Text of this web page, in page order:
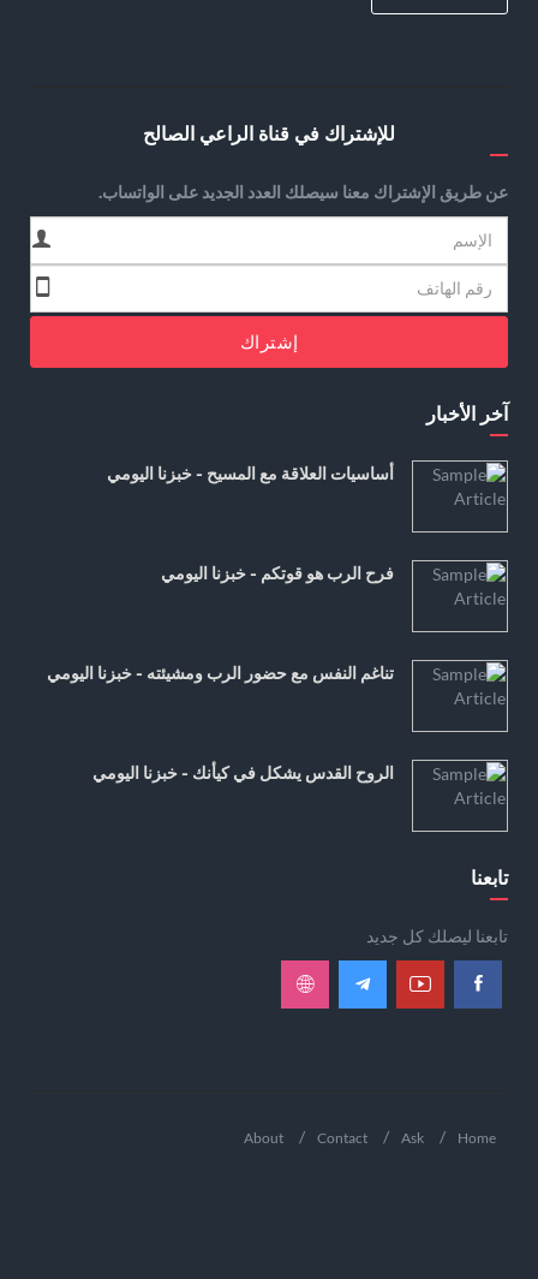
للإشتراك في قناة الراعي الصالح
عن طريق الإشتراك معنا سيصلك العدد الجديد على الواتساب.
إشتراك
آخر الأخبار
أساسيات العلاقة مع المسيح - خبزنا اليومي
فرح الرب هو قوتكم - خبزنا اليومي
تناغم النفس مع حضور الرب ومشيئته - خبزنا اليومي
الروح القدس يشكل في كيأنك - خبزنا اليومي
تابعنا
تابعنا ليصلك كل جديد
Home
Ask
Contact
About